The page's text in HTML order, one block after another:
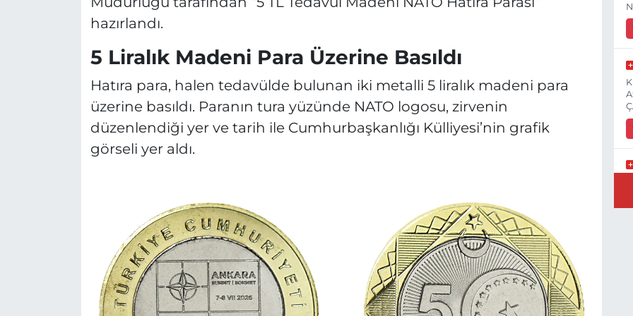
hazırlandı.
5 Liralık Madeni Para Üzerine Basıldı
Hatıra para, halen tedavülde bulunan iki metalli 5 liralık madeni para
üzerine basıldı. Paranın tura yüzünde NATO logosu, zirvenin
düzenlendiği yer ve tarih ile Cumhurbaşkanlığı Külliyesi’nin grafik
görseli yer aldı.